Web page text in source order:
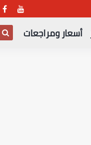
أسعار ومراجعات